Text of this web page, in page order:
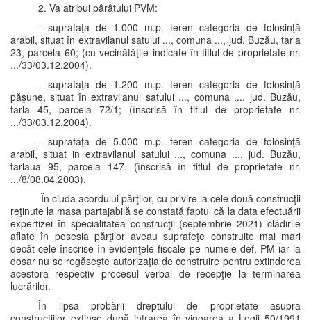
2. Va atribui pârâtului PVM:
- suprafaţa de 1.000 m.p. teren categoria de folosinţă
arabil, situat în extravilanul satului ..., comuna ..., jud. Buzău, tarla
23, parcela 60; (cu vecinătăţile indicate în titlul de proprietate nr.
.../33/03.12.2004).
- suprafaţa de 1.200 m.p. teren categoria de folosinţă
păşune, situat în extravilanul satului ..., comuna ..., jud. Buzău,
tarla 45, parcela 72/1; (înscrisă în titlul de proprietate nr.
.../33/03.12.2004).
- suprafaţa de 5.000 m.p. teren categoria de folosinţă
arabil, situat in extravilanul satului ..., comuna ..., jud. Buzău,
tarlaua 95, parcela 147. (înscrisă în titlul de proprietate nr.
.../8/08.04.2003).
În ciuda acordului părţilor, cu privire la cele două construcţii
reţinute la masa partajabilă se constată faptul că la data efectuării
expertizei în specialitatea construcţii (septembrie 2021) clădirile
aflate în posesia părţilor aveau suprafeţe construite mai mari
decât cele înscrise în evidenţele fiscale pe numele def. PM iar la
dosar nu se regăseşte autorizaţia de construire pentru extinderea
acestora respectiv procesul verbal de recepţie la terminarea
lucrărilor.
În lipsa probării dreptului de proprietate asupra